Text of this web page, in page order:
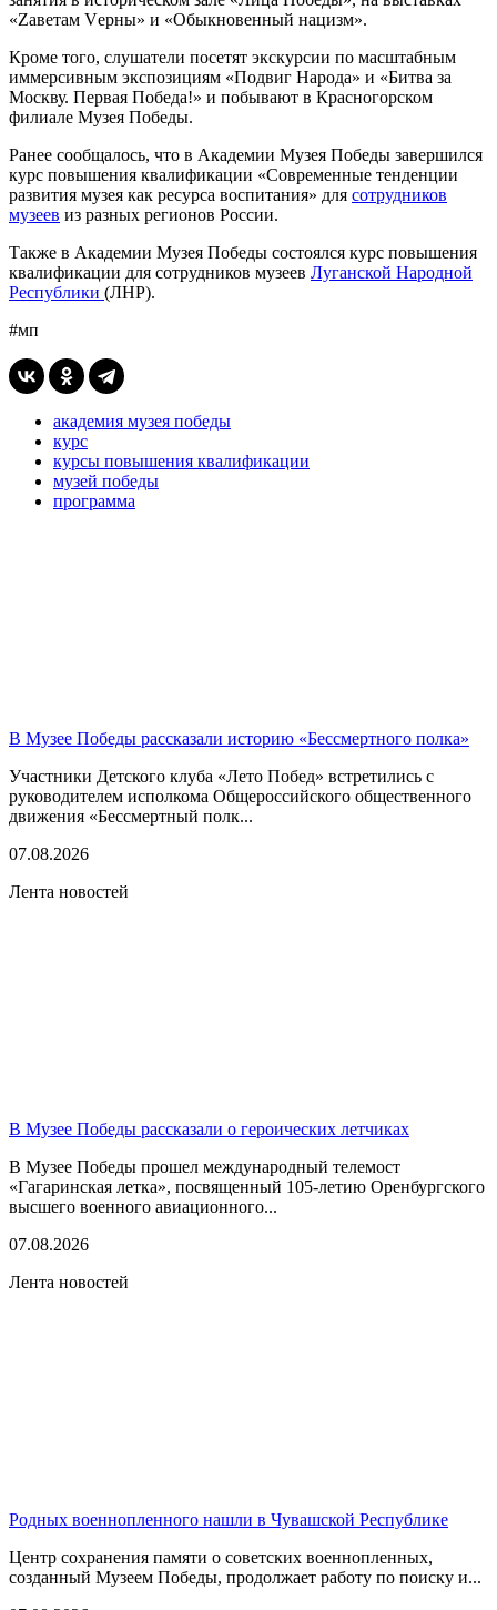
«Zаветам Vерны» и «Обыкновенный нацизм».
Кроме того, слушатели посетят экскурсии по масштабным
иммерсивным экспозициям «Подвиг Народа» и «Битва за
Москву. Первая Победа!» и побывают в Красногорском
филиале Музея Победы.
Ранее сообщалось, что в Академии Музея Победы завершился
курс повышения квалификации «Современные тенденции
развития музея как ресурса воспитания» для сотрудников
музеев из разных регионов России.
Также в Академии Музея Победы состоялся курс повышения
квалификации для сотрудников музеев Луганской Народной
Республики (ЛНР).
#мп
академия музея победы
курс
курсы повышения квалификации
музей победы
программа
В Музее Победы рассказали историю «Бессмертного полка»
Участники Детского клуба «Лето Побед» встретились с
руководителем исполкома Общероссийского общественного
движения «Бессмертный полк...
07.08.2026
Лента новостей
В Музее Победы рассказали о героических летчиках
В Музее Победы прошел международный телемост
«Гагаринская летка», посвященный 105-летию Оренбургского
высшего военного авиационного...
07.08.2026
Лента новостей
Родных военнопленного нашли в Чувашской Республике
Центр сохранения памяти о советских военнопленных,
созданный Музеем Победы, продолжает работу по поиску и...